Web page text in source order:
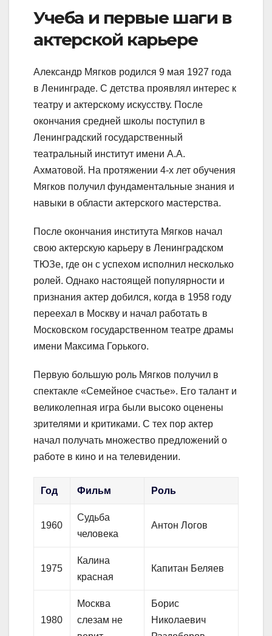
Учеба и первые шаги в
актерской карьере
Александр Мягков родился 9 мая 1927 года
в Ленинграде. С детства проявлял интерес к
театру и актерскому искусству. После
окончания средней школы поступил в
Ленинградский государственный
театральный институт имени А.А.
Ахматовой. На протяжении 4-х лет обучения
Мягков получил фундаментальные знания и
навыки в области актерского мастерства.
После окончания института Мягков начал
свою актерскую карьеру в Ленинградском
ТЮЗе, где он с успехом исполнил несколько
ролей. Однако настоящей популярности и
признания актер добился, когда в 1958 году
переехал в Москву и начал работать в
Московском государственном театре драмы
имени Максима Горького.
Первую большую роль Мягков получил в
спектакле «Семейное счастье». Его талант и
великолепная игра были высоко оценены
зрителями и критиками. С тех пор актер
начал получать множество предложений о
работе в кино и на телевидении.
Год Фильм Роль
1960
Судьба
человека
Антон Логов
1975
Калина
красная
Капитан Беляев
1980
Москва
слезам не
Борис
Николаевич